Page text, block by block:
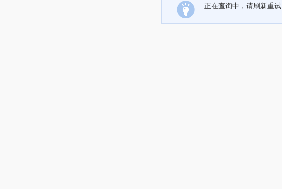
正在查询中，请刷新重试